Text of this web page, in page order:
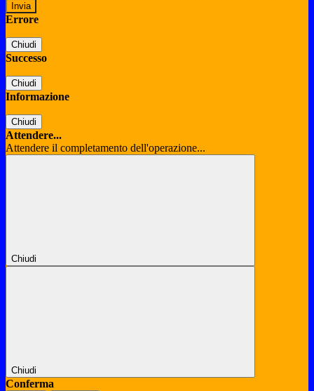
Errore
Chiudi
Successo
Chiudi
Informazione
Chiudi
Attendere...
Attendere il completamento dell'operazione...
Chiudi
Chiudi
Conferma